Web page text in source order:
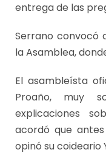
entrega de las
Serrano convocó
la Asamblea,
El asambleísta
Proaño, muy
explicaciones
acordó que
opinó su coideario